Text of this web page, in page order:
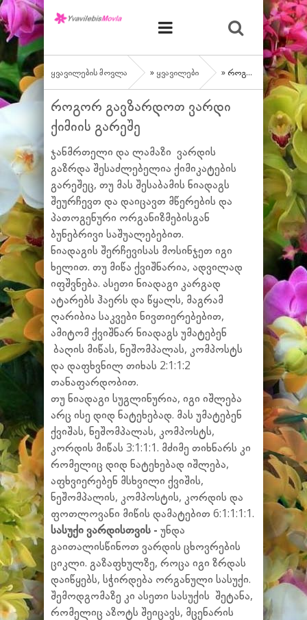
ყვავილების მოვლა » ყვავილები » როგორ გავზარდოთ ვარდი ქიმიის გარეშე
როგორ გავზარდოთ ვარდი
ქიმიის გარეშე
ჯანმრთელი და ლამაზი ვარდის
გაზრდა შესაძლებელია ქიმიკატების
გარეშეც, თუ მას შესაბამის ნიადაგს
შეურჩევთ და დაიცავთ მწერების და
პათოგენური ორგანიზმებისგან
ბუნებრივი საშუალებებით.
ნიადაგის შერჩევისას მოსინჯეთ იგი
ხელით. თუ მიწა ქვიშნარია, ადვილად
იფშვნება. ასეთი ნიადაგი კარგად
ატარებს ჰაერს და წყალს, მაგრამ
ღარიბია საკვები ნივთიერებებით,
ამიტომ ქვიშნარ ნიადაგს უმატებენ
ბაღის მიწას, ნეშომპალას, კომპოსტს
და დაფხვნილ თიხას 2:1:1:2
თანაფარდობით.
თუ ნიადაგი სუგლინურია, იგი იშლება
არც ისე დიდ ნატეხებად. მას უმატებენ
ქვიშას, ნეშომპალას, კომპოსტს,
კორდის მიწას 3:1:1:1. მძიმე თიხნარს კი
რომელიც დიდ ნატეხებად იშლება,
აფხვიერებენ მსხვილი ქვიშის,
ნეშომპალის, კომპოსტის, კორდის და
ფოთლოვანი მიწის დამატებით 6:1:1:1:1.
სასუქი ვარდისთვის - უნდა
გაითალისწინოთ ვარდის ცხოვრების
ციკლი. გაზაფხულზე, როცა იგი ზრდას
დაიწყებს, სჭირდება ორგანული სასუქი.
შემოდგომაზე კი ასეთი სასუქის შეტანა,
რომელიც აზოტს შეიცავს, მცენარის